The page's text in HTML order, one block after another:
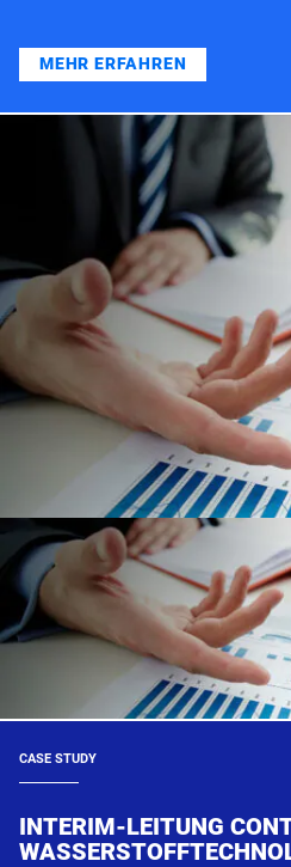
MEHR ERFAHREN
CASE STUDY
INTERIM-LEITUNG